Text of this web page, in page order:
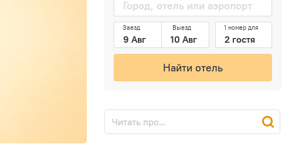
Заезд Выезд 1 номер для
Найти отель